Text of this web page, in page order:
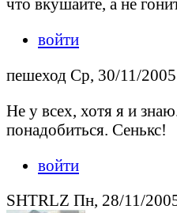
что вкушайте, а не
войти
пешеход Ср, 30/11/
Не у всех, хотя я и
понадобиться. Сенькс!
войти
SHTRLZ Пн, 28/11/